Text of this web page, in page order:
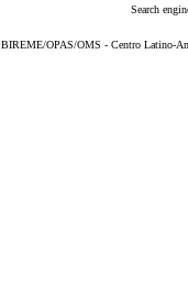
Search
BIREME/OPAS/OMS - Centro Latino-